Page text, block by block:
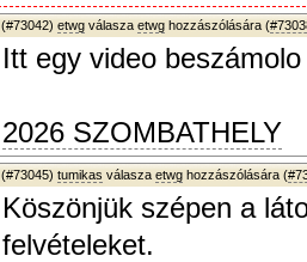
(#73042) etwg válasza etwg hozzászólására (
Itt egy video
2026 SZOMBATHELY
(#73045) tumikas válasza etwg hozzászólására (
Köszönjük szépen a
felvételeket.